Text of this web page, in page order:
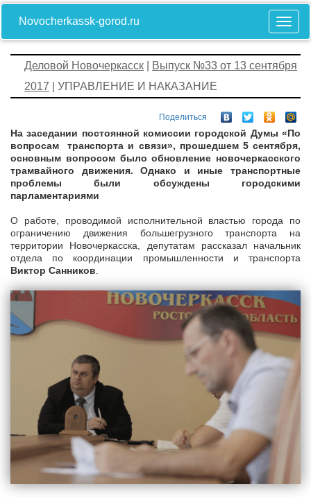
Novocherkassk-gorod.ru
Деловой Новочеркасск
Выпуск №33 от 13 сентября
2017 | УПРАВЛЕНИЕ И НАКАЗАНИЕ
Поделиться
На заседании постоянной комиссии городской Думы «По
вопросам транспорта и связи», прошедшем 5 сентября,
основным вопросом было обновление новочеркасского
трамвайного движения. Однако и иные транспортные
проблемы были обсуждены городскими
парламентариями
О работе, проводимой исполнительной властью города по
ограничению движения большегрузного транспорта на
территории Новочеркасска, депутатам рассказал начальник
отдела по координации промышленности и транспорта
Виктор Санников.